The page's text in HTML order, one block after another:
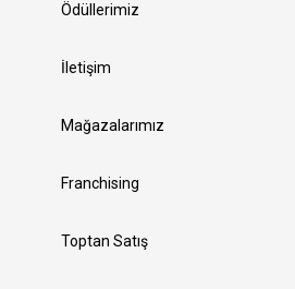
Ödüllerimiz
İletişim
Mağazalarımız
Franchising
Toptan Satış